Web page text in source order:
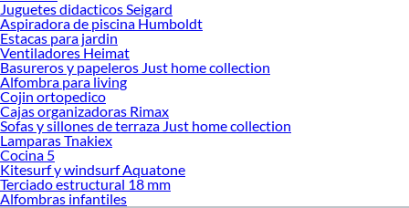
Juguetes didacticos Seigard
Aspiradora de piscina Humboldt
Estacas para jardin
Ventiladores Heimat
Basureros y papeleros Just home collection
Alfombra para living
Cojin ortopedico
Cajas organizadoras Rimax
Sofas y sillones de terraza Just home collection
Lamparas Tnakiex
Cocina 5
Kitesurf y windsurf Aquatone
Terciado estructural 18 mm
Alfombras infantiles